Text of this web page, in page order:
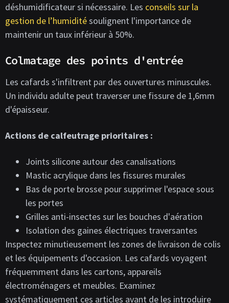
déshumidificateur si nécessaire. Les conseils sur la
gestion de l’humiditésoulignent l'importance de
maintenir un taux inférieur à 50%.
Colmatage des points d'entrée
Les cafards s'infiltrent par des ouvertures minuscules.
Un individu adulte peut traverser une fissure de 1,6mm
d'épaisseur.
Actions de calfeutrage prioritaires :
Joints silicone autour des canalisations
Mastic acrylique dans les fissures murales
Bas de porte brosse pour supprimer l'espace sous
les portes
Grilles anti-insectes sur les bouches d'aération
Isolation des gaines électriques traversantes
Inspectez minutieusement les zones de livraison de colis
et les équipements d'occasion. Les cafards voyagent
fréquemment dans les cartons, appareils
électroménagers et meubles. Examinez
systématiquement ces articles avant de les introduire